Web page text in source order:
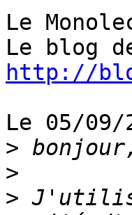
Le
http://
Le 05/
>
>
> J'utilise